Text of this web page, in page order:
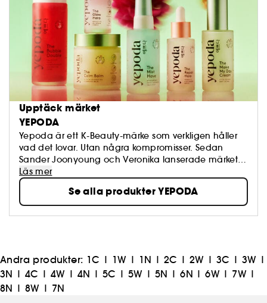
Upptäck märket
YEPODA
Yepoda är ett K-Beauty-märke som verkligen håller
vad det lovar. Utan några kompromisser. Sedan
Sander Joonyoung och Veronika lanserade märket
2020 har de gjort det till sin mission att erbjuda äkta
koreansk innovation som du kan lita på.
Läs mer
Se alla produkter YEPODA
Andra produkter: 1C | 1W | 1N | 2C | 2W | 3C | 3W |
3N |4C |4W |4N |5C |5W |5N |6N |6W| 7W|
8N |8W | 7N